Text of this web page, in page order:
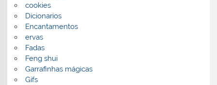
cookies
Dicionarios
Encantamentos
ervas
Fadas
Feng shui
Garrafinhas mágicas
Gifs